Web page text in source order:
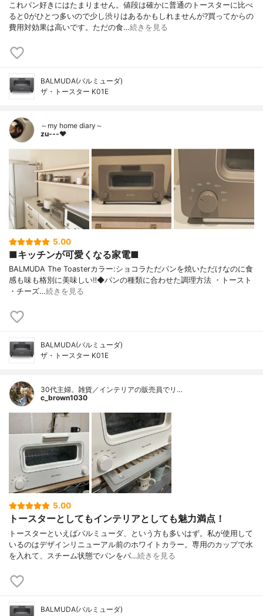
これパン好きにはたまりません。値段は確かに普通のトースターに比べ
ると0がひとつ多いので少し渋りはあるかもしれませんが?買ってからの
費用対効果は高いです。ただの食…続きを見る
BALMUDA(バルミューダ)
ザ・トースター K01E
～my home diary～
zu---❤︎
5.00
■キッチンが可愛くなる家電■
BALMUDA The Toasterカラー:ショコラただパンを焼いただけなのに食
感も味も格別に美味しい‼︎◆パンの種類に合わせた調理方法 ・トースト
・チーズ…続きを見る
BALMUDA(バルミューダ)
ザ・トースター K01E
30代主婦。雑貨／インテリアの販売員でリ…
c_brown1030
5.00
トースターとしてもインテリアとしても魅力満点！
トースターといえばバルミューダ、という方も多いはず。私が使用して
いるのはデザインリニューアル前のホワイトカラー。専用のカップで水
を入れて、スチーム状態でパンをパ…続きを見る
BALMUDA(バルミューダ)